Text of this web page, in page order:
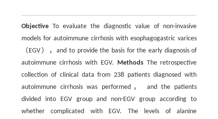
ObjectiveTo evaluate the diagnostic value of non-invasive
models for autoimmune cirrhosis with esophagogastric varices
（EGV），and to provide the basis for the early diagnosis of
autoimmune cirrhosis with EGV. MethodsThe retrospective
collection of clinical data from 238 patients diagnosed with
autoimmune cirrhosis was performed， and the patients
divided into EGV group and non-EGV group according to
whether complicated with EGV. The levels of alanine